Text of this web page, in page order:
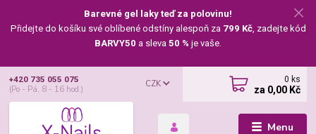
Barevné gel laky teď za polovinu!
Přidejte do košíku své oblíbené odstíny alespoň za 799 Kč, zadejte kód
BARVY50 a sleva 50 % je vaše.
Menu
CZK
+420 735 055 075
(Po - Pá, 8 - 16 hod.)
0 ks
za 0,00 Kč